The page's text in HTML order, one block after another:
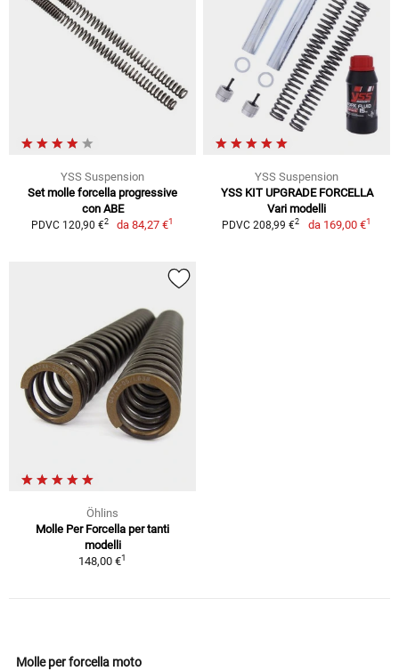
YSS Suspension
Set molle forcella progressive
con ABE
PDVC 120,90 €2 da84,27 €1
YSS Suspension
YSS KIT UPGRADE FORCELLA
Vari modelli
PDVC 208,99 €2 da 169,00 €1
Öhlins
Molle Per Forcella per tanti
modelli
148,00 €1
Molle per forcella moto